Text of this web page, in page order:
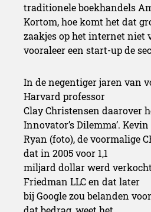
traditionele boekhandels
Kortom, hoe komt het dat
zaakjes op het internet niet
vooraleer een start-up de
In de negentiger jaren van
Harvard professor
Clay Christensen daarover
Innovator’s Dilemma’. Kevin
Ryan (foto), de voormalige
dat in 2005 voor 1,1
miljard dollar werd
Friedman LLC en dat later
bij Google zou belanden